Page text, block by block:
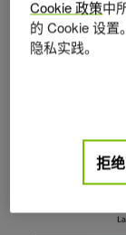
Posts by
Cookie 政策中
的 Cookie 设置
隐私实践。
拒